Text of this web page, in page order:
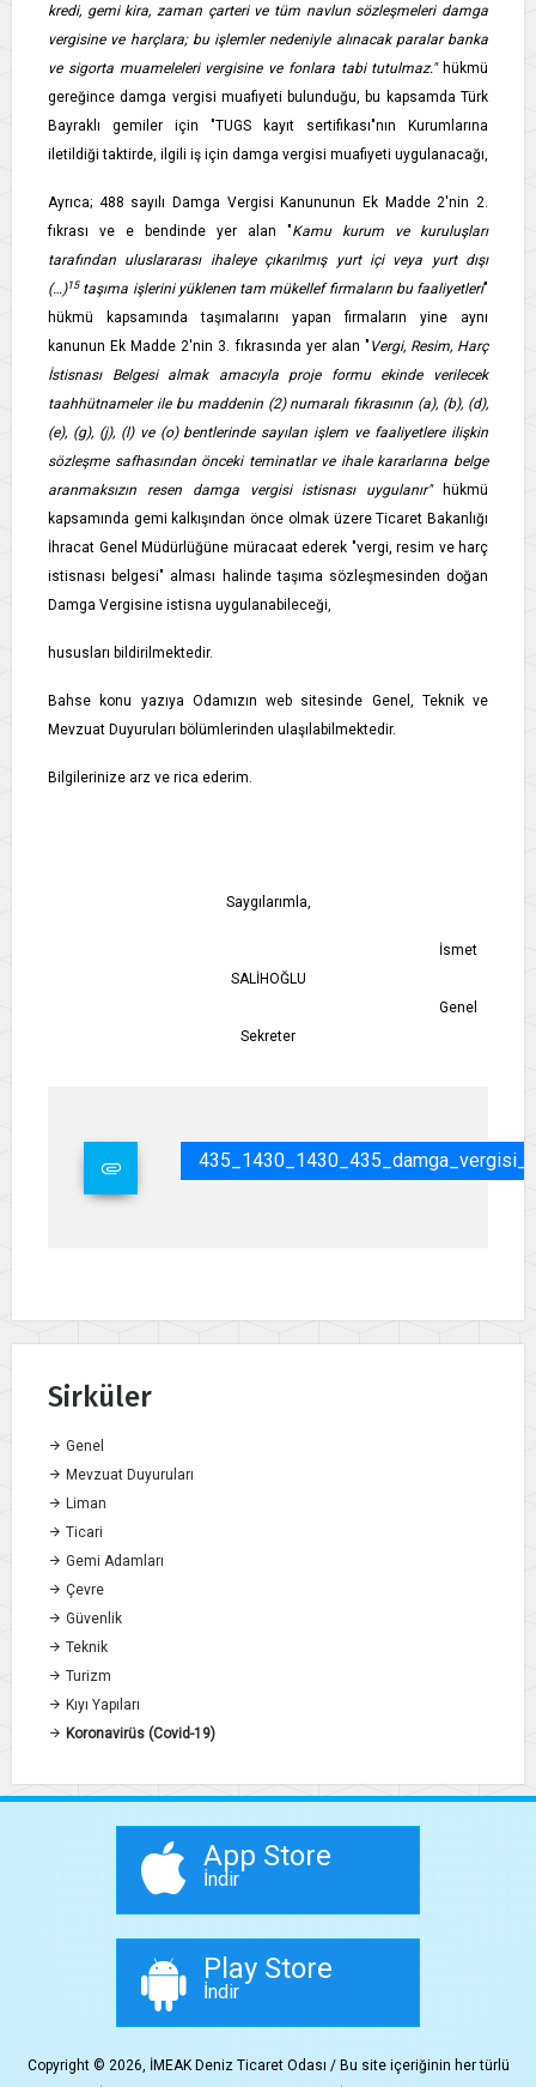
kredi, gemi kira, zaman çarteri ve tüm navlun sözleşmeleri damga
vergisine ve harçlara; bu işlemler nedeniyle alınacak paralar banka
ve sigorta muameleleri vergisine ve fonlara tabi tutulmaz."hükmü
gereğince damga vergisi muafiyeti bulunduğu, bu kapsamda Türk
Bayraklı gemiler için "TUGS kayıt sertifikası"nın Kurumlarına
iletildiği taktirde, ilgili iş için damga vergisi muafiyeti uygulanacağı,
Ayrıca; 488 sayılı Damga Vergisi Kanununun Ek Madde 2'nin 2.
fıkrası ve e bendinde yer alan "Kamu kurum ve kuruluşları
tarafından uluslararası ihaleye çıkarılmış yurt içi veya yurt dışı
(…)15 taşıma işlerini yüklenen tam mükellef firmaların bu faaliyetleri"
hükmü kapsamında taşımalarını yapan firmaların yine aynı
kanunun Ek Madde 2'nin 3. fıkrasında yer alan " Vergi, Resim, Harç
İstisnası Belgesi almak amacıyla proje formu ekinde verilecek
taahhütnameler ile bu maddenin (2) numaralı fıkrasının (a), (b), (d),
(e), (g), (j), (l) ve (o) bentlerinde sayılan işlem ve faaliyetlere ilişkin
sözleşme safhasından önceki teminatlar ve ihale kararlarına belge
aranmaksızın resen damga vergisi istisnası uygulanır"hükmü
kapsamında gemi kalkışından önce olmak üzere Ticaret Bakanlığı
İhracat Genel Müdürlüğüne müracaat ederek "vergi, resim ve harç
istisnası belgesi" alması halinde taşıma sözleşmesinden doğan
Damga Vergisine istisna uygulanabileceği,
hususları bildirilmektedir.
Bahse konu yazıya Odamızın web sitesinde Genel, Teknik ve
Mevzuat Duyuruları bölümlerinden ulaşılabilmektedir.
Bilgilerinize arz ve rica ederim.
Saygılarımla,
İsmet
SALİHOĞLU
Genel
Sekreter
Sirküler
Genel
Mevzuat Duyuruları
Liman
Ticari
Gemi Adamları
Çevre
Güvenlik
Teknik
Turizm
Kıyı Yapıları
Koronavirüs (Covid-19)
App Store
İndir
Play Store
İndir
Copyright © 2026, İMEAK Deniz Ticaret Odası / Bu site içeriğinin her türlü